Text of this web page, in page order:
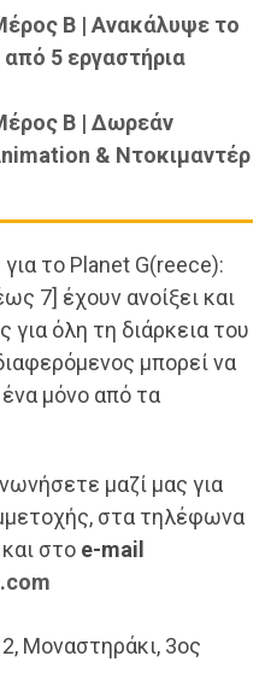
Β | Ανακάλυψε το
5 εργαστήρια
Β | Δωρεάν
& Ντοκιμαντέρ
το Planet G(reece):
7] έχουν ανοίξει και
για όλη τη διάρκεια του
μπορεί να
μόνο από τα
μαζί μας για
στα τηλέφωνα
στο e-mail
Μοναστηράκι, 3ος